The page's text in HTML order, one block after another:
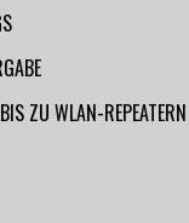
ZU WLAN-REPEATERN